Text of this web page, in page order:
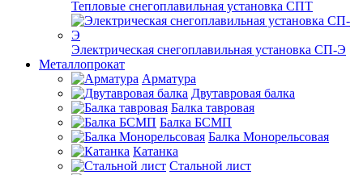
Тепловые снегоплавильная установка СПТ
Электрическая снегоплавильная установка СП-Э
Металлопрокат
Арматура
Двутавровая балка
Балка тавровая
Балка БСМП
Балка Монорельсовая
Катанка
Стальной лист